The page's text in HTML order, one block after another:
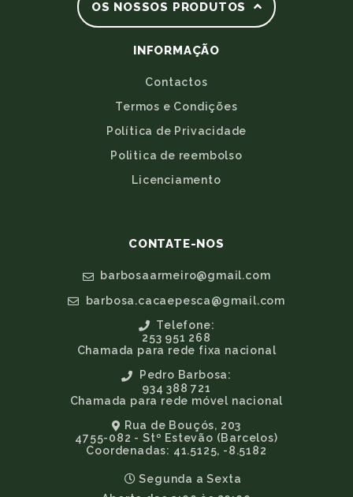
OS NOSSOS PRODUTOS
INFORMAÇÃO
Contactos
Termos e Condições
Política de Privacidade
Politica de reembolso
Licenciamento
CONTATE-NOS
barbosaarmeiro@gmail.com
barbosa.cacaepesca@gmail.com
Telefone:
253 951 268
Chamada para rede fixa nacional
Pedro Barbosa:
934 388 721
Chamada para rede móvel nacional
Rua de Bouçós, 203
4755-082 - Stº Estevão (Barcelos)
Coordenadas: 41.5125, -8.5182
Segunda a Sexta